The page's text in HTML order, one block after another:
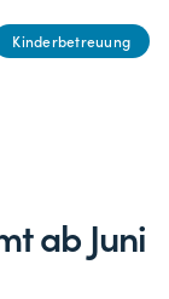
Kinderbetreuung
ab Juni